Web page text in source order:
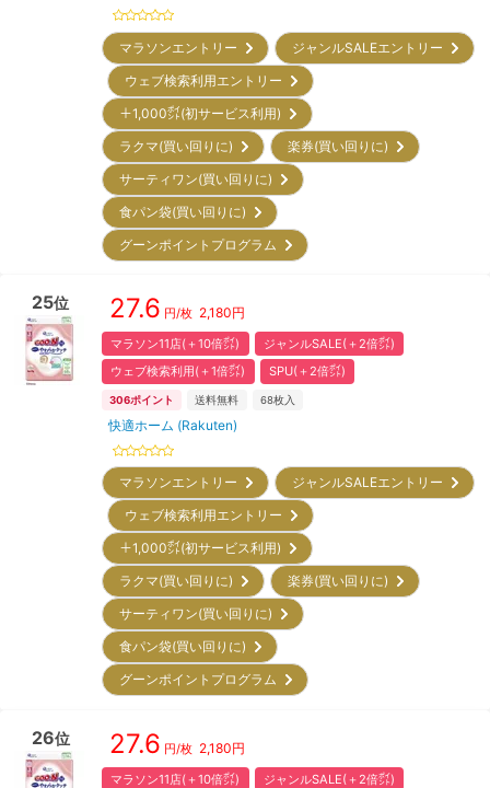
マラソンエントリー
ジャンルSALEエントリー
ウェブ検索利用エントリー
＋1,000㌽(初サービス利用)
ラクマ(買い回りに)
楽券(買い回りに)
サーティワン(買い回りに)
食パン袋(買い回りに)
グーンポイントプログラム
25位 27.6 円/枚 2,180円
マラソン11店(＋10倍㌽)
ジャンルSALE(＋2倍㌽)
ウェブ検索利用(＋1倍㌽)
SPU(＋2倍㌽)
306ポイント 送料無料 68枚入
快適ホーム (Rakuten)
マラソンエントリー
ジャンルSALEエントリー
ウェブ検索利用エントリー
＋1,000㌽(初サービス利用)
ラクマ(買い回りに)
楽券(買い回りに)
サーティワン(買い回りに)
食パン袋(買い回りに)
グーンポイントプログラム
26位 27.6 円/枚 2,180円
マラソン11店(＋10倍㌽)
ジャンルSALE(＋2倍㌽)